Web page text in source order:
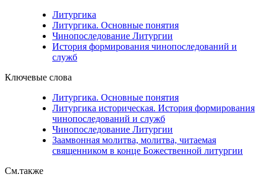
Литургика
Литургика. Основные понятия
Чинопоследование Литургии
История формирования чинопоследований и
служб
Ключевые слова
Литургика. Основные понятия
Литургика историческая. История формирования
чинопоследований и служб
Чинопоследование Литургии
Заамвонная молитва, молитва, читаемая
священником в конце Божественной литургии
См.также